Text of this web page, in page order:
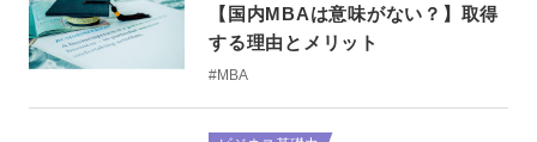
【国内MBAは意味がない？】取得
する理由とメリット
#MBA